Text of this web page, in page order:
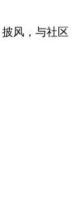
风，与社区